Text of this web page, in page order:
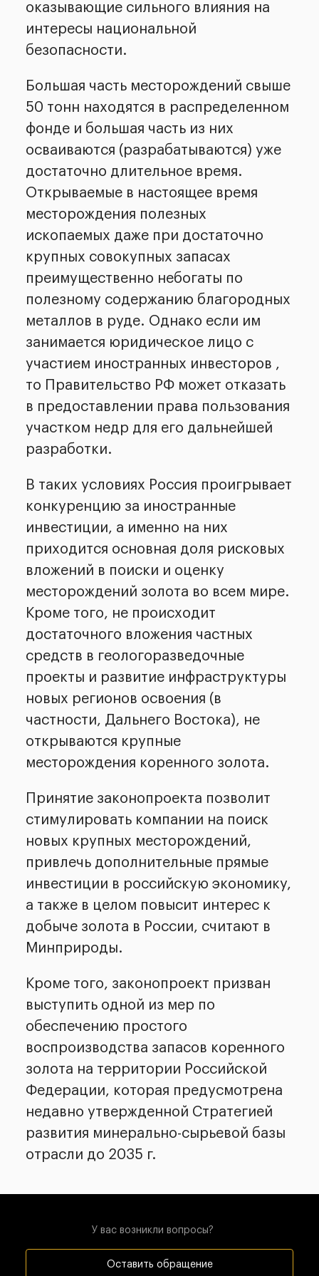
оказывающие сильного влияния на
интересы национальной
безопасности.
Большая часть месторождений свыше
50 тонн находятся в распределенном
фонде и большая часть из них
осваиваются (разрабатываются) уже
достаточно длительное время.
Открываемые в настоящее время
месторождения полезных
ископаемых даже при достаточно
крупных совокупных запасах
преимущественно небогаты по
полезному содержанию благородных
металлов в руде. Однако если им
занимается юридическое лицо с
участием иностранных инвесторов ,
то Правительство РФ может отказать
в предоставлении права пользования
участком недр для его дальнейшей
разработки.
В таких условиях Россия проигрывает
конкуренцию за иностранные
инвестиции, а именно на них
приходится основная доля рисковых
вложений в поиски и оценку
месторождений золота во всем мире.
Кроме того, не происходит
достаточного вложения частных
средств в геологоразведочные
проекты и развитие инфраструктуры
новых регионов освоения (в
частности, Дальнего Востока), не
открываются крупные
месторождения коренного золота.
Принятие законопроекта позволит
стимулировать компании на поиск
новых крупных месторождений,
привлечь дополнительные прямые
инвестиции в российскую экономику,
а также в целом повысит интерес к
добыче золота в России, считают в
Минприроды.
Кроме того, законопроект призван
выступить одной из мер по
обеспечению простого
воспроизводства запасов коренного
золота на территории Российской
Федерации, которая предусмотрена
недавно утвержденной Стратегией
развития минерально-сырьевой базы
отрасли до 2035 г.
У вас возникли вопросы?
Оставить обращение